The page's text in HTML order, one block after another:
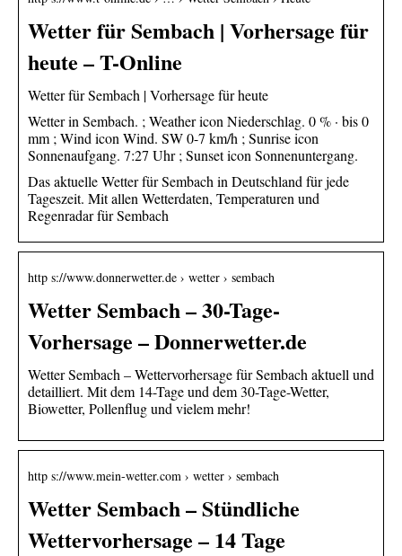
Wetter für Sembach | Vorhersage für
heute – T-Online
Wetter für Sembach | Vorhersage für heute
Wetter in Sembach. ; Weather icon Niederschlag. 0 % · bis 0
mm ; Wind icon Wind. SW 0-7 km/h ; Sunrise icon
Sonnenaufgang. 7:27 Uhr ; Sunset icon Sonnenuntergang.
Das aktuelle Wetter für Sembach in Deutschland für jede
Tageszeit. Mit allen Wetterdaten, Temperaturen und
Regenradar für Sembach
http s://www.donnerwetter.de › wetter › sembach
Wetter Sembach – 30-Tage-
Vorhersage – Donnerwetter.de
Wetter Sembach – Wettervorhersage für Sembach aktuell und
detailliert. Mit dem 14-Tage und dem 30-Tage-Wetter,
Biowetter, Pollenflug und vielem mehr!
http s://www.mein-wetter.com › wetter › sembach
Wetter Sembach – Stündliche
Wettervorhersage – 14 Tage